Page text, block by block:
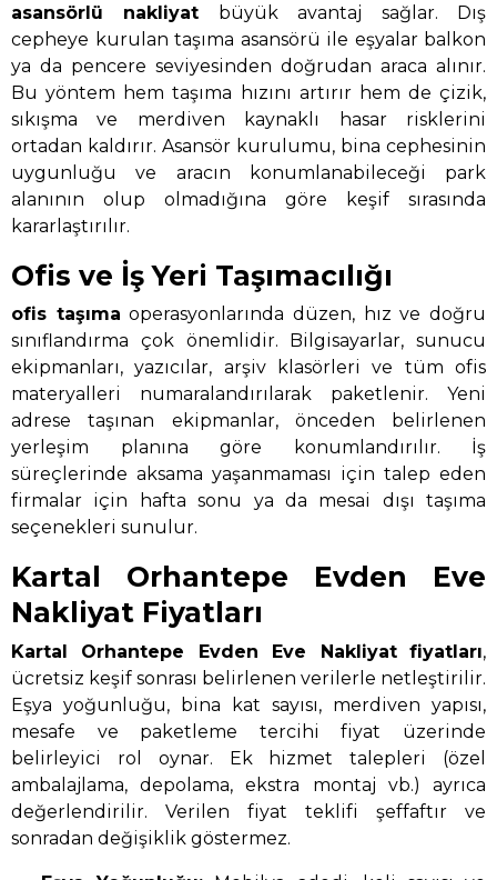
asansörlü nakliyat büyük avantaj sağlar. Dış
cepheye kurulan taşıma asansörü ile eşyalar balkon
ya da pencere seviyesinden doğrudan araca alınır.
Bu yöntem hem taşıma hızını artırır hem de çizik,
sıkışma ve merdiven kaynaklı hasar risklerini
ortadan kaldırır. Asansör kurulumu, bina cephesinin
uygunluğu ve aracın konumlanabileceği park
alanının olup olmadığına göre keşif sırasında
kararlaştırılır.
Ofis ve İş Yeri Taşımacılığı
ofis taşıma operasyonlarında düzen, hız ve doğru
sınıflandırma çok önemlidir. Bilgisayarlar, sunucu
ekipmanları, yazıcılar, arşiv klasörleri ve tüm ofis
materyalleri numaralandırılarak paketlenir. Yeni
adrese taşınan ekipmanlar, önceden belirlenen
yerleşim planına göre konumlandırılır. İş
süreçlerinde aksama yaşanmaması için talep eden
firmalar için hafta sonu ya da mesai dışı taşıma
seçenekleri sunulur.
Kartal Orhantepe Evden Eve
Nakliyat Fiyatları
Kartal Orhantepe Evden Eve Nakliyat fiyatları,
ücretsiz keşif sonrası belirlenen verilerle netleştirilir.
Eşya yoğunluğu, bina kat sayısı, merdiven yapısı,
mesafe ve paketleme tercihi fiyat üzerinde
belirleyici rol oynar. Ek hizmet talepleri (özel
ambalajlama, depolama, ekstra montaj vb.) ayrıca
değerlendirilir. Verilen fiyat teklifi şeffaftır ve
sonradan değişiklik göstermez.